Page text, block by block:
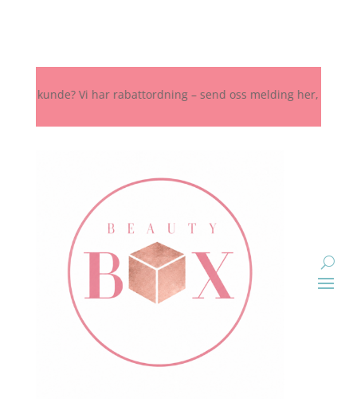
kunde? Vi har rabattordning – send oss melding her, på